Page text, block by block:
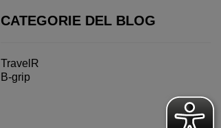
CATEGORIE DEL BLOG
TravelR
B-grip